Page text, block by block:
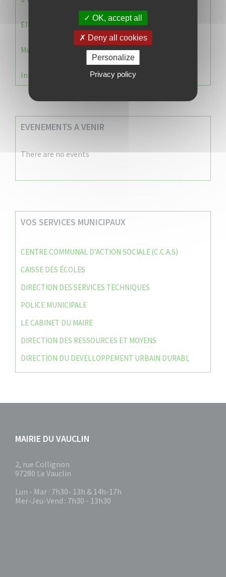
Election 2026 : Commission de contrôle
Municipale 2026 : Transfert du Bureau de Vote n°2
Information Élections – Carte Électorale
EVENEMENTS A VENIR
There are no events
VOS SERVICES MUNICIPAUX
CENTRE COMMUNAL D’ACTION SOCIALE (C.C.A.S)
CAISSE DES ÉCOLES
DIRECTION DES SERVICES TECHNIQUES
POLICE MUNICIPALE
LE CABINET DU MAIRE
DIRECTION DES RESSOURCES ET MOYENS
DIRECTION DU DEVELLOPPEMENT URBAIN DURABL
MAIRIE DU VAUCLIN
2, rue Collignon
97280 Le Vauclin
Lun - Mar : 7h30- 13h & 14h-17h
Mer-Jeu-Vend : 7h30 - 13h30
OK, accept all
Deny all cookies
Personalize
Privacy policy